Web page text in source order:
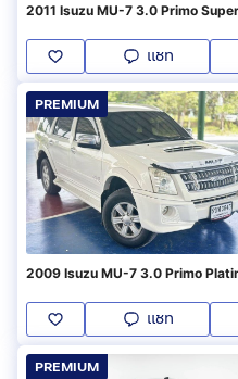
2011 Isuzu MU-7 3.0 Primo
แชท
PREMIUM
2009 Isuzu MU-7 3.0 Primo
แชท
PREMIUM